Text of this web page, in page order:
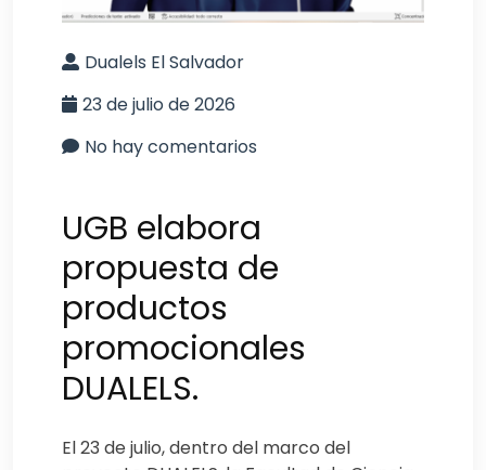
Dualels El Salvador
23 de julio de 2026
No hay comentarios
UGB elabora
propuesta de
productos
promocionales
DUALELS.
El 23 de julio, dentro del marco del